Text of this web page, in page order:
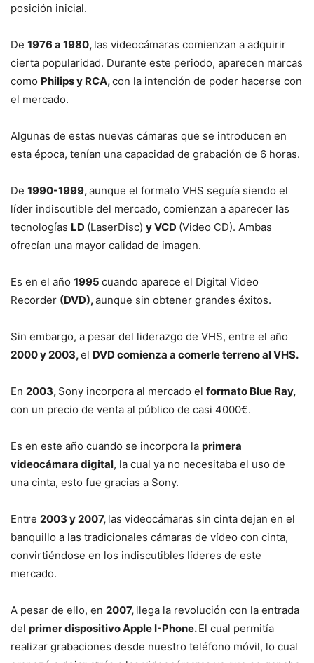
posición inicial.
De 1976 a 1980, las videocámaras comienzan a adquirir
cierta popularidad. Durante este periodo, aparecen marcas
como Philips y RCA,con la intención de poder hacerse con
el mercado.
Algunas de estas nuevas cámaras que se introducen en
esta época, tenían una capacidad de grabación de 6 horas.
De 1990-1999,aunque el formato VHS seguía siendo el
líder indiscutible del mercado, comienzan a aparecer las
tecnologías LD (LaserDisc) y VCD (Video CD). Ambas
ofrecían una mayor calidad de imagen.
Es en el año 1995 cuando aparece el Digital Video
Recorder (DVD),aunque sin obtener grandes éxitos.
Sin embargo, a pesar del liderazgo de VHS, entre el año
2000 y 2003,el DVD comienza a comerle terreno al VHS.
En 2003, Sony incorpora al mercado el formato Blue Ray,
con un precio de venta al público de casi 4000€.
Es en este año cuando se incorpora la primera
videocámara digital, la cual ya no necesitaba el uso de
una cinta, esto fue gracias a Sony.
Entre 2003 y 2007, las videocámaras sin cinta dejan en el
banquillo a las tradicionales cámaras de vídeo con cinta,
convirtiéndose en los indiscutibles líderes de este
mercado.
A pesar de ello, en 2007, llega la revolución con la entrada
del primer dispositivo Apple I-Phone.El cual permitía
realizar grabaciones desde nuestro teléfono móvil, lo cual